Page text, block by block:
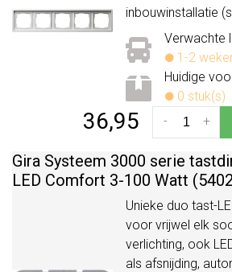
inbouwinstallatie
Verwachte
1-2
Huidige
0 stuk(s)
36,95 +
-
Gira Systeem 3000 serie
LED Comfort 3-100 Watt
Unieke duo tast-
voor vrijwel elk
verlichting, ook
als afsnijding,